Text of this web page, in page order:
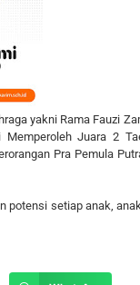
yakni Rama Fauzi
Memperoleh Juara 2
Pra Pemula
potensi setiap anak,